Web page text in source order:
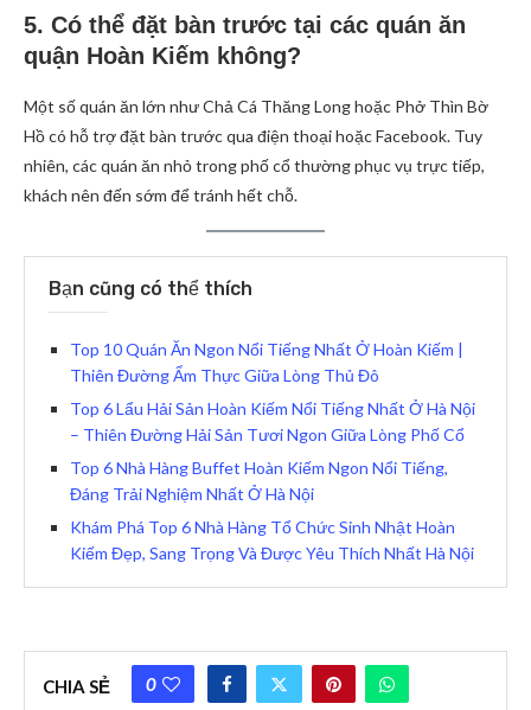
5. Có thể đặt bàn trước tại các quán ăn
quận Hoàn Kiếm không?
Một số quán ăn lớn như Chả Cá Thăng Long hoặc Phở Thìn Bờ
Hồ có hỗ trợ đặt bàn trước qua điện thoại hoặc Facebook. Tuy
nhiên, các quán ăn nhỏ trong phố cổ thường phục vụ trực tiếp,
khách nên đến sớm để tránh hết chỗ.
Bạn cũng có thể thích
Top 10 Quán Ăn Ngon Nổi Tiếng Nhất Ở Hoàn Kiếm |
Thiên Đường Ẩm Thực Giữa Lòng Thủ Đô
Top 6 Lẩu Hải Sản Hoàn Kiếm Nổi Tiếng Nhất Ở Hà Nội
– Thiên Đường Hải Sản Tươi Ngon Giữa Lòng Phố Cổ
Top 6 Nhà Hàng Buffet Hoàn Kiếm Ngon Nổi Tiếng,
Đáng Trải Nghiệm Nhất Ở Hà Nội
Khám Phá Top 6 Nhà Hàng Tổ Chức Sinh Nhật Hoàn
Kiếm Đẹp, Sang Trọng Và Được Yêu Thích Nhất Hà Nội
CHIA SẺ 0